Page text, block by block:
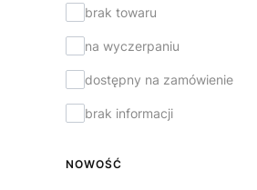
brak towaru
na wyczerpaniu
dostępny na zamówienie
brak informacji
NOWOŚĆ